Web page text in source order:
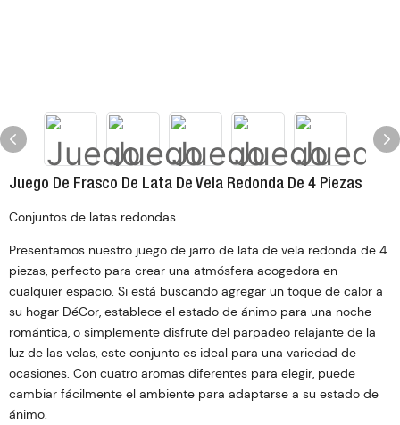
Juego De Frasco De Lata De Vela Redonda De 4 Piezas
Conjuntos de latas redondas
Presentamos nuestro juego de jarro de lata de vela redonda de 4
piezas, perfecto para crear una atmósfera acogedora en
cualquier espacio. Si está buscando agregar un toque de calor a
su hogar DéCor, establece el estado de ánimo para una noche
romántica, o simplemente disfrute del parpadeo relajante de la
luz de las velas, este conjunto es ideal para una variedad de
ocasiones. Con cuatro aromas diferentes para elegir, puede
cambiar fácilmente el ambiente para adaptarse a su estado de
ánimo.